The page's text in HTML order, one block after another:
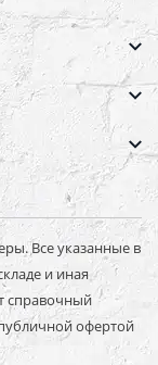
Все указанные в
и иная
справочный
офертой